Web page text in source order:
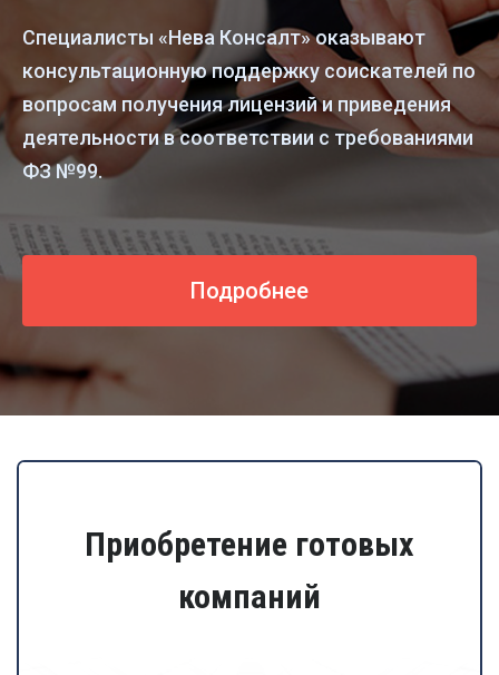
Специалисты «Нева Консалт» оказывают
консультационную поддержку соискателей по
вопросам получения лицензий и приведения
деятельности в соответствии с требованиями
ФЗ №99.
Подробнее
Приобретение готовых
компаний